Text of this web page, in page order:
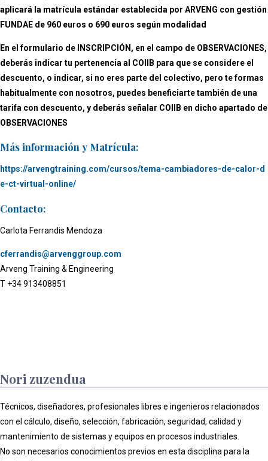
aplicará la matrícula estándar establecida por ARVENG con gestión
FUNDAE de 960 euros o 690 euros según modalidad
En el formulario de INSCRIPCIÓN, en el campo de OBSERVACIONES,
deberás indicar tu pertenencia al COIIB para que se considere el
descuento, o indicar, si no eres parte del colectivo, pero te formas
habitualmente con nosotros, puedes beneficiarte también de una
tarifa con descuento, y deberás señalar COIIB en dicho apartado de
OBSERVACIONES
Más información y Matrícula:
https://arvengtraining.com/cursos/tema-cambiadores-de-calor-d
e-ct-virtual-online/
Contacto:
Carlota Ferrandis Mendoza
cferrandis@arvenggroup.com
Arveng Training & Engineering
T +34 913408851
Nori zuzendua
Técnicos, diseñadores, profesionales libres e ingenieros relacionados
con el cálculo, diseño, selección, fabricación, seguridad, calidad y
mantenimiento de sistemas y equipos en procesos industriales.
No son necesarios conocimientos previos en esta disciplina para la